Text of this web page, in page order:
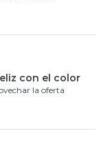
con el color
la oferta